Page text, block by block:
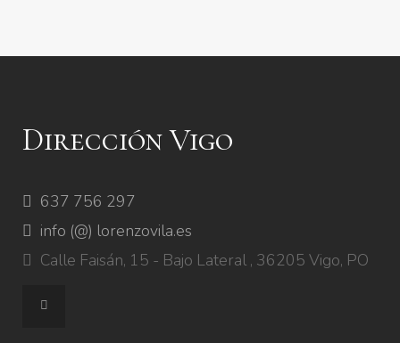
Dirección Vigo
637 756 297
info (@) lorenzovila.es
Calle Faisán, 15 - Bajo Lateral , 36205 Vigo, PO